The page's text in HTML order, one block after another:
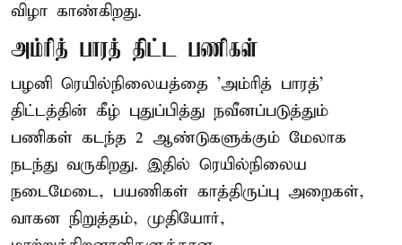
விழா காண்கிறது.
அம்ரித் பாரத் திட்ட பணிகள்
பழனி ரெயில்நிலையத்தை 'அம்ரித் பாரத்'
திட்டத்தின் கீழ் புதுப்பித்து நவீனப்படுத்தும்
பணிகள் கடந்த 2 ஆண்டுகளுக்கும் மேலாக
நடந்து வருகிறது. இதில் ரெயில்நிலைய
நடைமேடை, பயணிகள் காத்திருப்பு அறைகள்,
வாகன நிறுத்தம், முதியோர்,